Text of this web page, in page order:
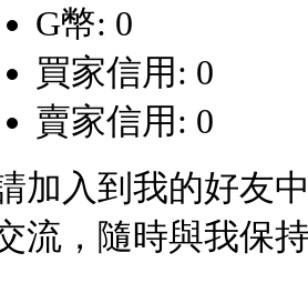
G幣: 0
買家信用: 0
賣家信用: 0
加入到我的好友
流，隨時與我保